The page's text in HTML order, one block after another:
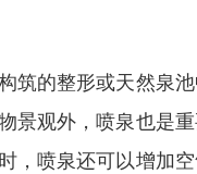
筑的整形或天然泉
景观外，喷泉也是
，喷泉还可以增加